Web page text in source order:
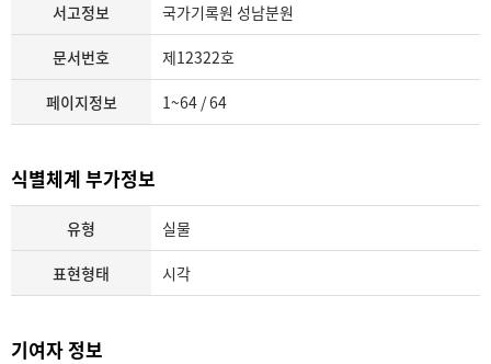
서고정보 국가기록원 성남분원
문서번호 제12322호
페이지정보 1~64 / 64
식별체계 부가정보
유형 실물
표현형태 시각
기여자 정보